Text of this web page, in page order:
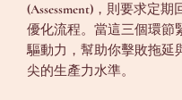
(Assessment) ，則要求定期
優化流程。當這三個環節
驅動力，幫助你擊敗拖延
尖的生產力水準。